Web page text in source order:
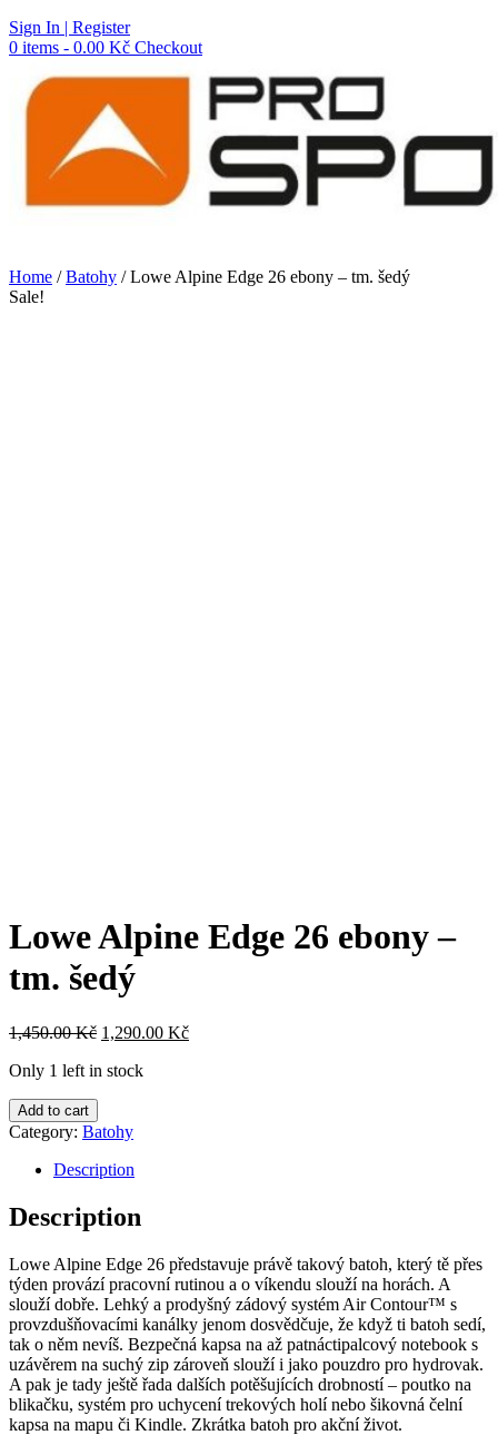
Skip
to
Sign In | Register
0 items - 0.00 Kč Checkout
Home /Batohy / Lowe Alpine Edge 26 ebony – tm. šedý
Sale!
Lowe Alpine Edge 26 ebony –
tm. šedý
1,450.00Kč 1,290.00 Kč
Only 1 left in stock
Lowe
Alpine
Edge
-
tm.
quantity
Add to cart
Category: Batohy
Description
Description
Lowe Alpine Edge 26 představuje právě takový batoh, který tě přes
týden provází pracovní rutinou a o víkendu slouží na horách. A
slouží dobře. Lehký a prodyšný zádový systém Air Contour™ s
provzdušňovacími kanálky jenom dosvědčuje, že když ti batoh sedí,
tak o něm nevíš. Bezpečná kapsa na až patnáctipalcový notebook s
uzávěrem na suchý zip zároveň slouží i jako pouzdro pro hydrovak.
A pak je tady ještě řada dalších potěšujících drobností – poutko na
blikačku, systém pro uchycení trekových holí nebo šikovná čelní
kapsa na mapu či Kindle. Zkrátka batoh pro akční život.